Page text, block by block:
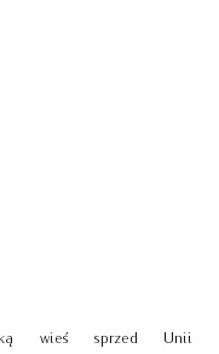
wieś sprzed Unii